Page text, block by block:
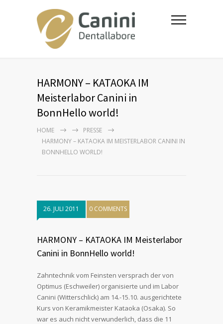
HARMONY – KATAOKA IM
Meisterlabor Canini in
BonnHello world!
HOME
PRESSE
HARMONY – KATAOKA IM MEISTERLABOR CANINI IN
BONNHELLO WORLD!
26. JULI 2011 0 COMMENTS
HARMONY – KATAOKA IM Meisterlabor
Canini in BonnHello world!
Zahntechnik vom Feinsten versprach der von
Optimus (Eschweiler) organisierte und im Labor
Canini (Witterschlick) am 14.-15.10. ausgerichtete
Kurs von Keramikmeister Kataoka (Osaka). So
war es auch nicht verwunderlich, dass die 11